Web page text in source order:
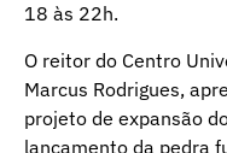
18 às 22h.
O reitor do Centro
Marcus Rodrigues,
projeto de expansão
lançamento da pedra